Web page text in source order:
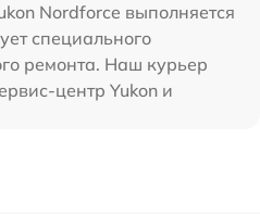
Nordforce выполняется
специального
ремонта. Наш курьер
центр Yukon и